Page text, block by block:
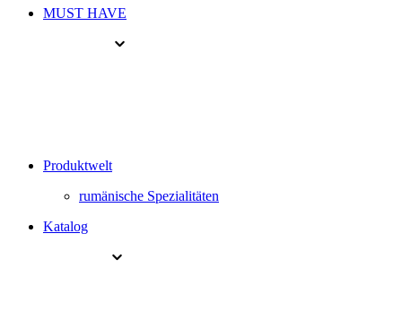
MUST HAVE
Produktwelt
rumänische Spezialitäten
Katalog